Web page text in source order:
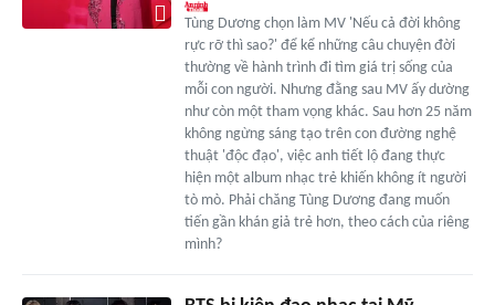
Tùng Dương chọn làm MV 'Nếu cả đời không
rực rỡ thì sao?' để kể những câu chuyện đời
thường về hành trình đi tìm giá trị sống của
mỗi con người. Nhưng đằng sau MV ấy dường
như còn một tham vọng khác. Sau hơn 25 năm
không ngừng sáng tạo trên con đường nghệ
thuật 'độc đạo', việc anh tiết lộ đang thực
hiện một album nhạc trẻ khiến không ít người
tò mò. Phải chăng Tùng Dương đang muốn
tiến gần khán giả trẻ hơn, theo cách của riêng
mình?